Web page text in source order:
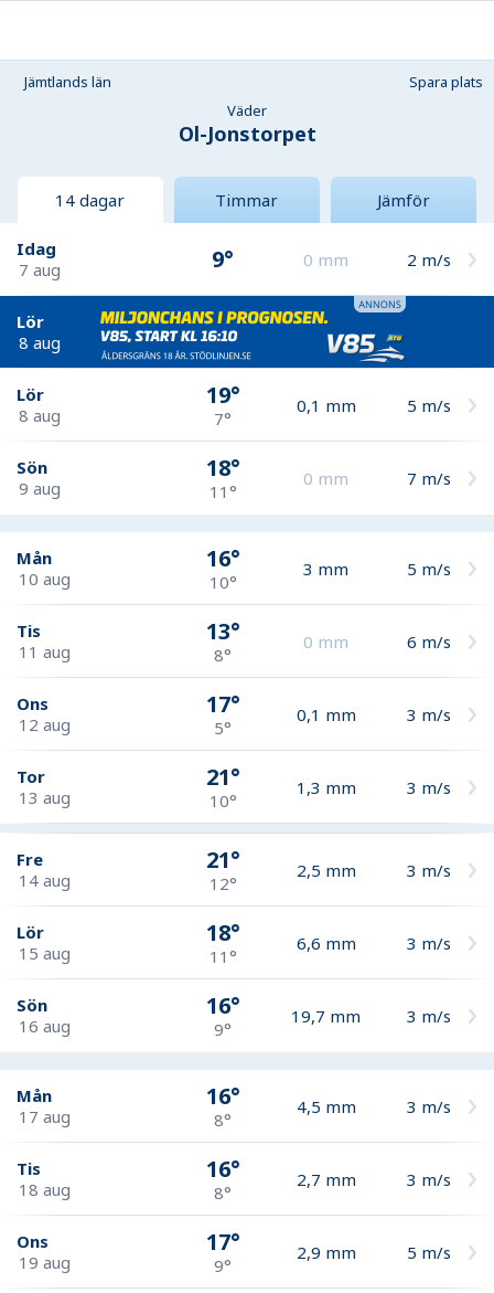
Jämtlands län
Spara plats
Väder
Ol-Jonstorpet
14 dagar Timmar Jämför
Idag
7 aug
9° 0 mm 2 m/s
Lör
8 aug
Lör
8 aug
19°
7°
0,1 mm 5 m/s
Sön
9 aug
18°
11°
0 mm 7 m/s
Mån
10 aug
16°
10°
3 mm 5 m/s
Tis
11 aug
13°
8°
0 mm 6 m/s
Ons
12 aug
17°
5°
0,1 mm 3 m/s
Tor
13 aug
21°
10°
1,3 mm 3 m/s
Fre
14 aug
21°
12°
2,5 mm 3 m/s
Lör
15 aug
18°
11°
6,6 mm 3 m/s
Sön
16 aug
16°
9°
19,7 mm 3 m/s
Mån
17 aug
16°
8°
4,5 mm 3 m/s
Tis
18 aug
16°
8°
2,7 mm 3 m/s
Ons
19 aug
17°
9°
2,9 mm 5 m/s